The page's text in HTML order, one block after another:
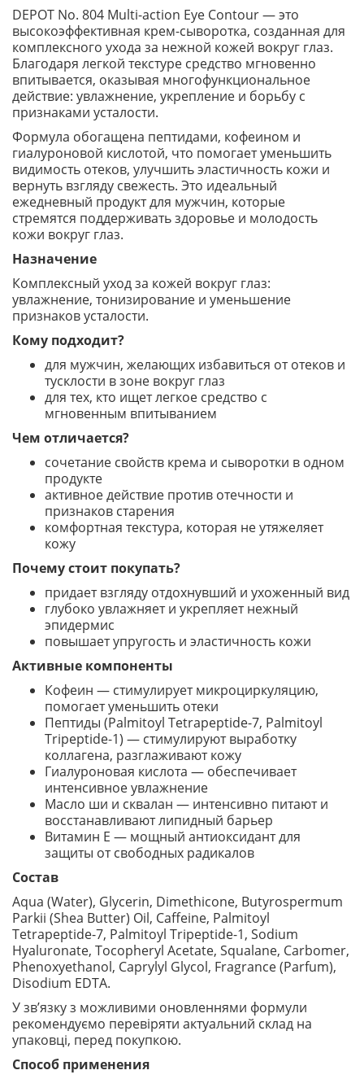
DEPOT No. 804 Multi-action Eye Contour — это
высокоэффективная крем-сыворотка, созданная для
комплексного ухода за нежной кожей вокруг глаз.
Благодаря легкой текстуре средство мгновенно
впитывается, оказывая многофункциональное
действие: увлажнение, укрепление и борьбу с
признаками усталости.
Формула обогащена пептидами, кофеином и
гиалуроновой кислотой, что помогает уменьшить
видимость отеков, улучшить эластичность кожи и
вернуть взгляду свежесть. Это идеальный
ежедневный продукт для мужчин, которые
стремятся поддерживать здоровье и молодость
кожи вокруг глаз.
Назначение
Комплексный уход за кожей вокруг глаз:
увлажнение, тонизирование и уменьшение
признаков усталости.
Кому подходит?
для мужчин, желающих избавиться от отеков и
тусклости в зоне вокруг глаз
для тех, кто ищет легкое средство с
мгновенным впитыванием
Чем отличается?
сочетание свойств крема и сыворотки в одном
продукте
активное действие против отечности и
признаков старения
комфортная текстура, которая не утяжеляет
кожу
Почему стоит покупать?
придает взгляду отдохнувший и ухоженный вид
глубоко увлажняет и укрепляет нежный
эпидермис
повышает упругость и эластичность кожи
Активные компоненты
Кофеин — стимулирует микроциркуляцию,
помогает уменьшить отеки
Пептиды (Palmitoyl Tetrapeptide-7, Palmitoyl
Tripeptide-1) — стимулируют выработку
коллагена, разглаживают кожу
Гиалуроновая кислота — обеспечивает
интенсивное увлажнение
Масло ши и сквалан — интенсивно питают и
восстанавливают липидный барьер
Витамин Е — мощный антиоксидант для
защиты от свободных радикалов
Состав
Aqua (Water), Glycerin, Dimethicone, Butyrospermum
Parkii (Shea Butter) Oil, Caffeine, Palmitoyl
Tetrapeptide-7, Palmitoyl Tripeptide-1, Sodium
Hyaluronate, Tocopheryl Acetate, Squalane, Carbomer,
Phenoxyethanol, Caprylyl Glycol, Fragrance (Parfum),
Disodium EDTA.
У зв’язку з можливими оновленнями формули
рекомендуємо перевіряти актуальний склад на
упаковці, перед покупкою.
Способ применения